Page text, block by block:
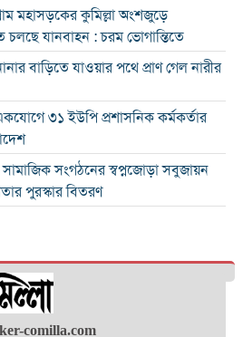
মহাসড়কের কুমিল্লা অংশজুড়ে
চলছে যানবাহন : চরম ভোগান্তিতে
বাড়িতে যাওয়ার পথে প্রাণ গেল নারীর
৩১ ইউপি প্রশাসনিক কর্মকর্তার
সামাজিক সংগঠনের স্বপ্নজোড়া সবুজায়ন
পুরস্কার বিতরণ
সীমান্তে বিজিবির অভিযানে
ভারতীয় পণ্যসহ আটক ৩
মামলায় বৃদ্ধের যাবজ্জীবন, ছেলে
comilla.com